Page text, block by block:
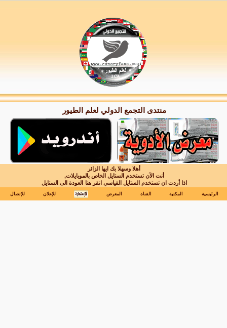
منتدى التجمع الدولي لعلم الطيور
أهلا وسهلا بك ايها الزائر
أنت الآن تستخدم الستايل الخاص بالموبايلات,
اذا أردت ان تستخدم الستايل القياسي انقر هنا العودة الى الستايل
الرئيسية المكتبة القناة المعرض للإعلان للإتصال